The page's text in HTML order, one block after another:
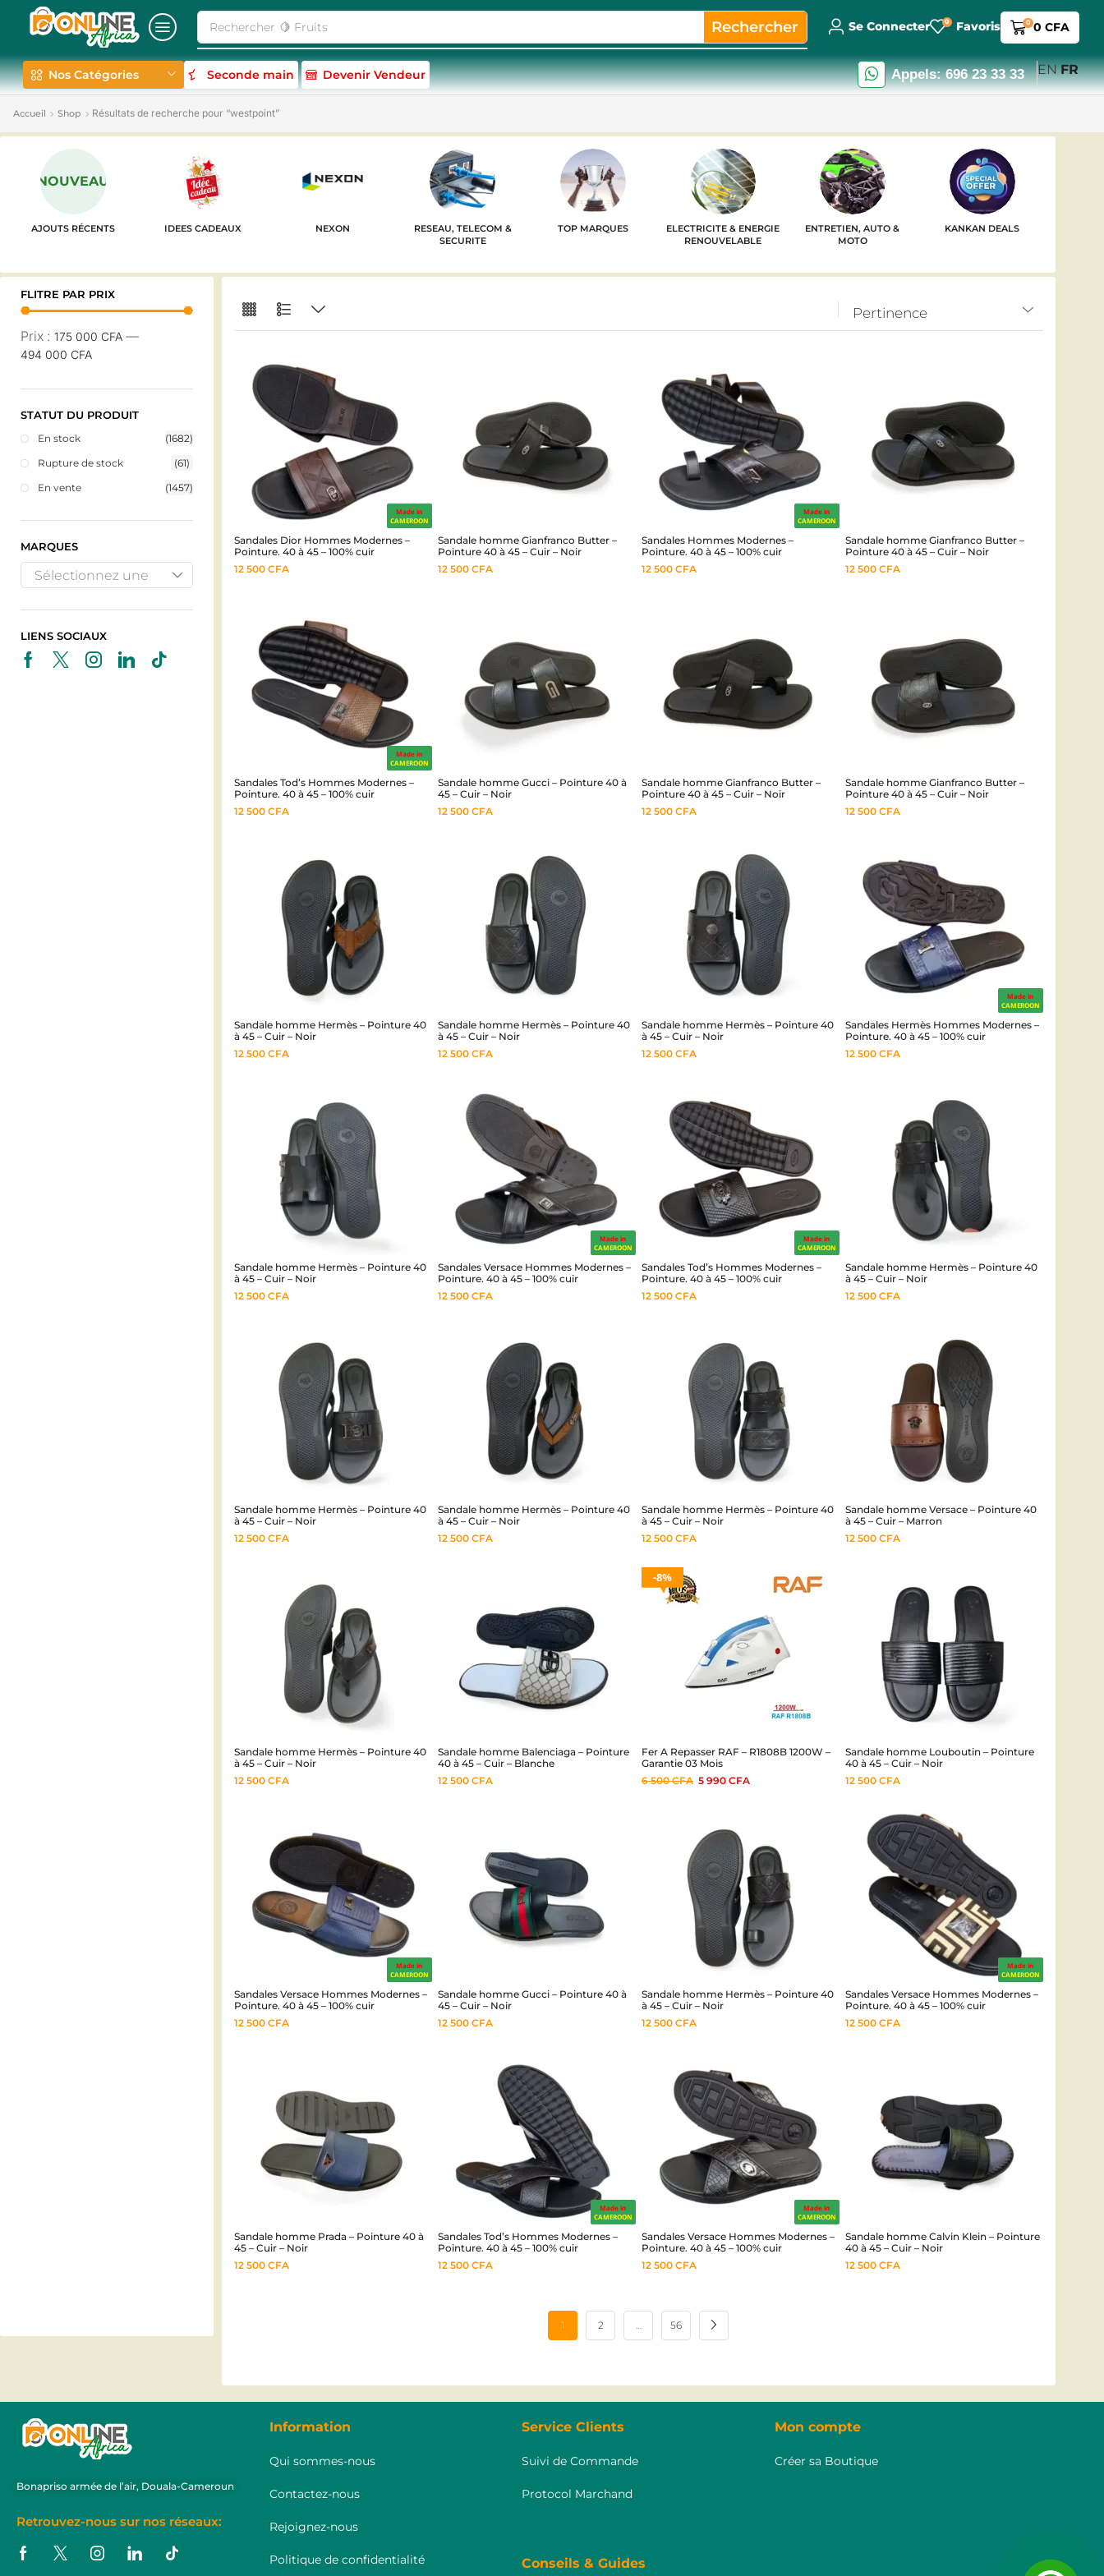
Rechercher 🥛 Milk Rechercher Se Connecter 0 Favoris 0 0 CFA
Nos Catégories Seconde main Devenir Vendeur Appels: 696 23 33 33 EN FR
Accueil Shop Résultats de recherche pour “westpoint”
NOUVEAU
AJOUTS RÉCENTS IDEES CADEAUX NEXON
RESEAU, TELECOM &
SECURITE
TOP MARQUES
ELECTRICITE & ENERGIE
RENOUVELABLE
ENTRETIEN, AUTO &
MOTO
KANKAN DEALS
FLITRE PAR PRIX
Prix : 175 000 CFA —
494 000 CFA
STATUT DU PRODUIT
En stock
(1682)
Rupture de stock
(61)
En vente
(1457)
MARQUES
Sélectionnez une
LIENS SOCIAUX
Sandales Dior Hommes Modernes –
Pointure. 40 à 45 – 100% cuir
12 500 CFA
Sandale homme Gianfranco Butter –
Pointure 40 à 45 – Cuir – Noir
12 500 CFA
Sandales Hommes Modernes –
Pointure. 40 à 45 – 100% cuir
12 500 CFA
Sandale homme Gianfranco Butter –
Pointure 40 à 45 – Cuir – Noir
12 500 CFA
Sandales Tod’s Hommes Modernes –
Pointure. 40 à 45 – 100% cuir
12 500 CFA
Sandale homme Gucci – Pointure 40 à
45 – Cuir – Noir
12 500 CFA
Sandale homme Gianfranco Butter –
Pointure 40 à 45 – Cuir – Noir
12 500 CFA
Sandale homme Gianfranco Butter –
Pointure 40 à 45 – Cuir – Noir
12 500 CFA
Sandale homme Hermès – Pointure 40
à 45 – Cuir – Noir
12 500 CFA
Sandale homme Hermès – Pointure 40
à 45 – Cuir – Noir
12 500 CFA
Sandale homme Hermès – Pointure 40
à 45 – Cuir – Noir
12 500 CFA
Sandales Hermès Hommes Modernes –
Pointure. 40 à 45 – 100% cuir
12 500 CFA
Sandale homme Hermès – Pointure 40
à 45 – Cuir – Noir
12 500 CFA
Sandales Versace Hommes Modernes –
Pointure. 40 à 45 – 100% cuir
12 500 CFA
Sandales Tod’s Hommes Modernes –
Pointure. 40 à 45 – 100% cuir
12 500 CFA
Sandale homme Hermès – Pointure 40
à 45 – Cuir – Noir
12 500 CFA
Sandale homme Hermès – Pointure 40
à 45 – Cuir – Noir
12 500 CFA
Sandale homme Hermès – Pointure 40
à 45 – Cuir – Noir
12 500 CFA
Sandale homme Hermès – Pointure 40
à 45 – Cuir – Noir
12 500 CFA
Sandale homme Versace – Pointure 40
à 45 – Cuir – Marron
12 500 CFA
Sandale homme Hermès – Pointure 40
à 45 – Cuir – Noir
12 500 CFA
Sandale homme Balenciaga – Pointure
40 à 45 – Cuir – Blanche
12 500 CFA
Fer A Repasser RAF – R1808B 1200W –
Garantie 03 Mois
6 500CFA 5 990 CFA
Sandale homme Louboutin – Pointure
40 à 45 – Cuir – Noir
12 500 CFA
Sandales Versace Hommes Modernes –
Pointure. 40 à 45 – 100% cuir
12 500 CFA
Sandale homme Gucci – Pointure 40 à
45 – Cuir – Noir
12 500 CFA
Sandale homme Hermès – Pointure 40
à 45 – Cuir – Noir
12 500 CFA
Sandales Versace Hommes Modernes –
Pointure. 40 à 45 – 100% cuir
12 500 CFA
Sandale homme Prada – Pointure 40 à
45 – Cuir – Noir
12 500 CFA
Sandales Tod’s Hommes Modernes –
Pointure. 40 à 45 – 100% cuir
12 500 CFA
Sandales Versace Hommes Modernes –
Pointure. 40 à 45 – 100% cuir
12 500 CFA
Sandale homme Calvin Klein – Pointure
40 à 45 – Cuir – Noir
12 500 CFA
1 2 … 56
Bonapriso armée de l’air, Douala-Cameroun
Retrouvez-nous sur nos réseaux:
Information
Qui sommes-nous
Contactez-nous
Rejoignez-nous
Politique de confidentialité
Service Clients
Suivi de Commande
Protocol Marchand
Conseils & Guides
Mon compte
Créer sa Boutique
Made in
CAMEROON
Made in
CAMEROON
Made in
CAMEROON
Made in
CAMEROON
Made in
CAMEROON
Made in
CAMEROON
8%
Made in
CAMEROON
Made in
CAMEROON
Made in
CAMEROON
Made in
CAMEROON